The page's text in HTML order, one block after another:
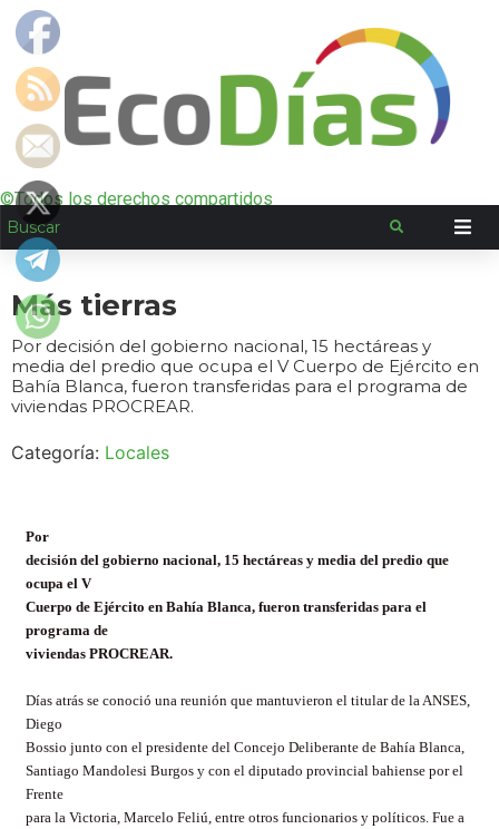
©Todos los derechos compartidos
Más tierras
Por decisión del gobierno nacional, 15 hectáreas y
media del predio que ocupa el V Cuerpo de Ejército en
Bahía Blanca, fueron transferidas para el programa de
viviendas PROCREAR.
Categoría: Locales
Por
decisión del gobierno nacional, 15 hectáreas y media del predio que
ocupa el V
Cuerpo de Ejército en Bahía Blanca, fueron transferidas para el
programa de
viviendas PROCREAR.
Días atrás se conoció una reunión que mantuvieron el titular de la ANSES,
Diego
Bossio junto con el presidente del Concejo Deliberante de Bahía Blanca,
Santiago Mandolesi Burgos y con el diputado provincial bahiense por el
Frente
para la Victoria, Marcelo Feliú, entre otros funcionarios y políticos. Fue a